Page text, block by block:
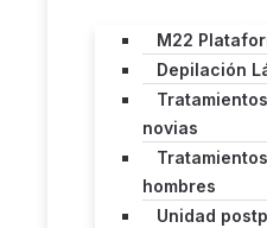
M22
Depilación
novias
hombres
Unidad